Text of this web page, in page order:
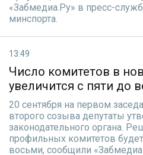
«Забмедиа.Ру» в пресс-
минспорта.
13:49
Число комитетов в
увеличится с пяти до
20 сентября на первом
второго созыва депутаты
законодательного органа.
профильных комитетов
восьми, сообщили